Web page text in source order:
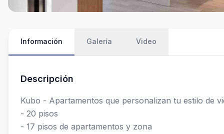
Información Galería Video
Descripción
Kubo - Apartamentos que personalizan tu estilo de
- 20 pisos
- 17 pisos de apartamentos y zona